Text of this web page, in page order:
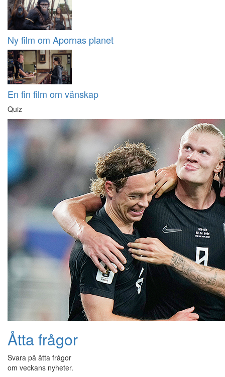
Ny film om Apornas planet
En fin film om vänskap
Quiz
Åtta frågor
Svara på åtta frågor
om veckans nyheter.